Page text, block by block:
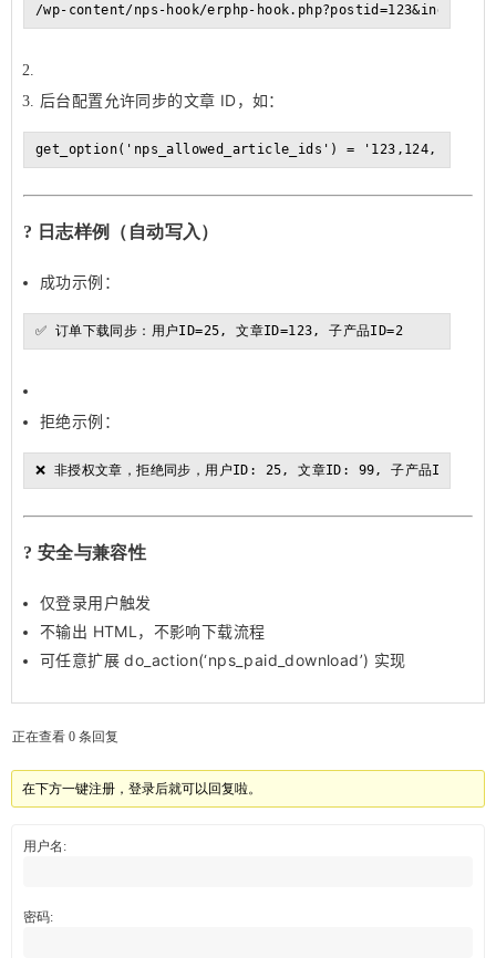
/wp-content/nps-hook/erphp-hook.php?postid=123&index=2
后台配置允许同步的文章 ID，如：
get_option('nps_allowed_article_ids') = '123,124,125'
? 日志样例（自动写入）
成功示例：
✅ 订单下载同步：用户ID=25, 文章ID=123, 子产品ID=2
拒绝示例：
❌ 非授权文章，拒绝同步，用户ID: 25, 文章ID: 99, 子产品ID: 0
? 安全与兼容性
仅登录用户触发
不输出 HTML，不影响下载流程
可任意扩展do_action(‘nps_paid_download’) 实现
正在查看 0 条回复
在下方一键注册，登录后就可以回复啦。
用户名:
密码: